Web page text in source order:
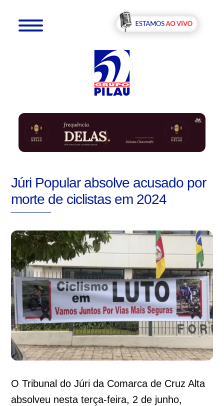
Júri Popular absolve acusado por
morte de ciclistas em 2024
O Tribunal do Júri da Comarca de Cruz Alta
absolveu nesta terça-feira, 2 de junho,